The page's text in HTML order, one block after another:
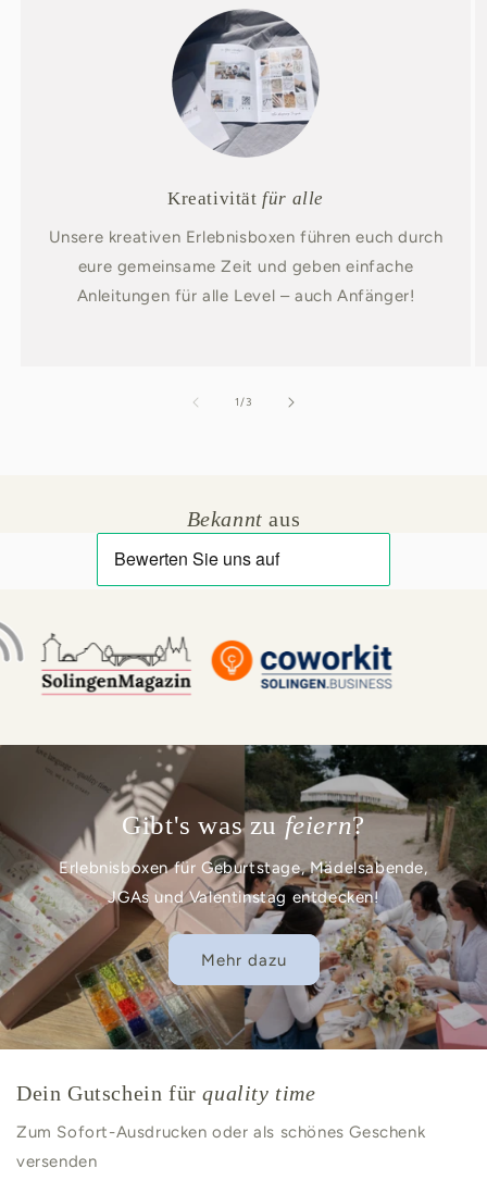
Kreativität für alle
Unsere kreativen Erlebnisboxen führen euch durch
eure gemeinsame Zeit und geben einfache
Anleitungen für alle Level – auch Anfänger!
1/von
3
Bekannt aus
Gibt's was zu feiern?
Erlebnisboxen für Geburtstage, Mädelsabende,
JGAs und Valentinstag entdecken!
Mehr dazu
Dein Gutschein für quality time
Zum Sofort-Ausdrucken oder als schönes Geschenk
versenden